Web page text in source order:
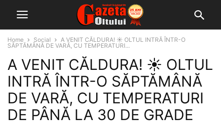
Home Social
A VENIT CĂLDURA! ☀️ OLTUL INTRĂ ÎNTR-O
SĂPTĂMÂNĂ DE VARĂ, CU TEMPERATURI...
A VENIT CĂLDURA! ☀️ OLTUL
INTRĂ ÎNTR-O SĂPTĂMÂNĂ
DE VARĂ, CU TEMPERATURI
DE PÂNĂ LA 30 DE GRADE